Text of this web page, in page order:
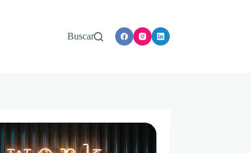
Buscar